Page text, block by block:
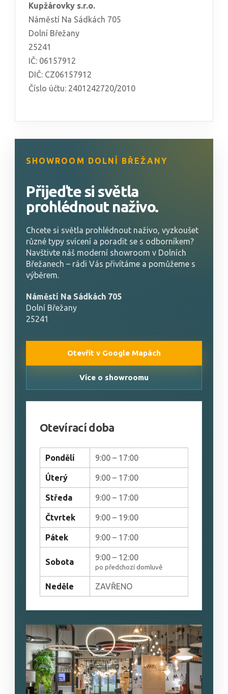
Kupžárovky s.r.o.
Náměstí Na Sádkách 705
Dolní Břežany
25241
IČ: 06157912
DIČ: CZ06157912
Číslo účtu: 2401242720/2010
SHOWROOM DOLNÍ BŘEŽANY
Přijeďte si světla
prohlédnout naživo.
Chcete si světla prohlédnout naživo, vyzkoušet
různé typy svícení a poradit se s odborníkem?
Navštivte náš moderní showroom v Dolních
Břežanech – rádi Vás přivítáme a pomůžeme s
výběrem.
Náměstí Na Sádkách 705
Dolní Břežany
25241
Otevřít v Google Mapách
Více o showroomu
Otevírací doba
Pondělí 9:00 – 17:00
Úterý 9:00 – 17:00
Středa 9:00 – 17:00
Čtvrtek 9:00 – 19:00
Pátek 9:00 – 17:00
Sobota 9:00 – 12:00
po předchozí domluvě
Neděle ZAVŘENO